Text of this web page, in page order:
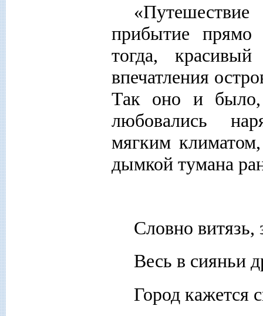
прибытие
тогда,
впечатления
Так оно и
любовались
мягким
дымкой тумана
Словно
Весь в сияньи
Город кажется